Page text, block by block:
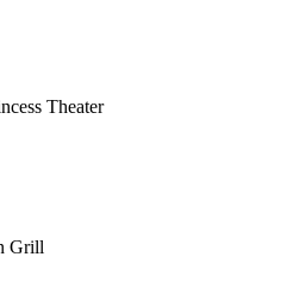
Theater
Grill